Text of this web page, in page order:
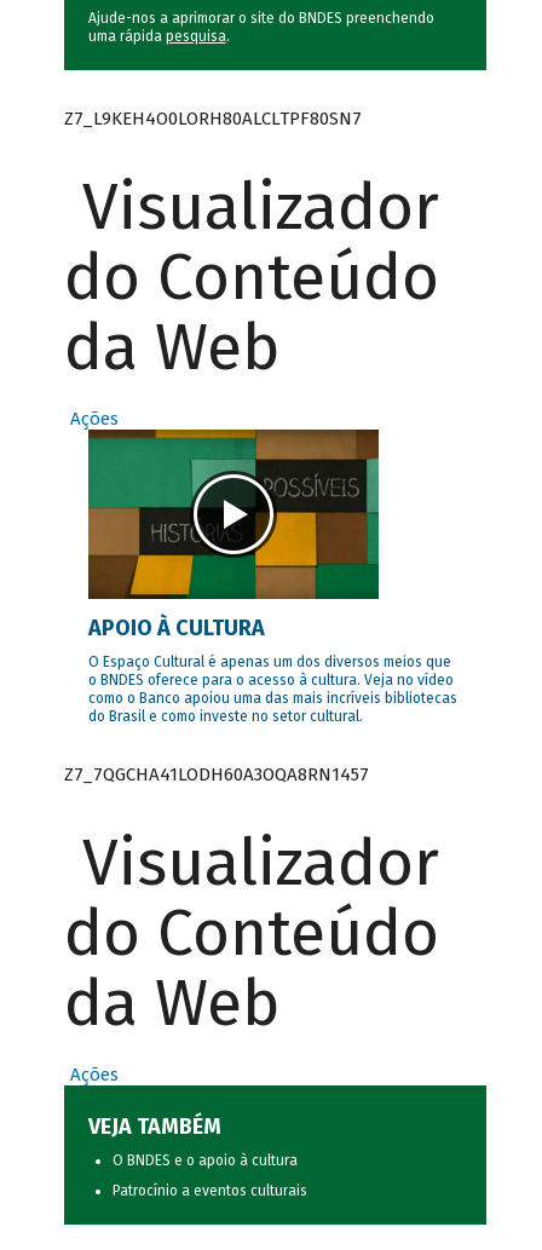
Ajude-nos a aprimorar o site do BNDES preenchendo
uma rápida pesquisa.
Z7_L9KEH4O0LORH80ALCLTPF80SN7
Visualizador
do Conteúdo
da Web
Ações
APOIO À CULTURA
O Espaço Cultural é apenas um dos diversos meios que
o BNDES oferece para o acesso à cultura. Veja no vídeo
como o Banco apoiou uma das mais incríveis bibliotecas
do Brasil e como investe no setor cultural.
Z7_7QGCHA41LODH60A3OQA8RN1457
Visualizador
do Conteúdo
da Web
Ações
VEJA TAMBÉM
O BNDES e o apoio à cultura
Patrocínio a eventos culturais